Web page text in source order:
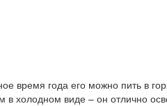
время года его можно пить в
в холодном виде – он отлично